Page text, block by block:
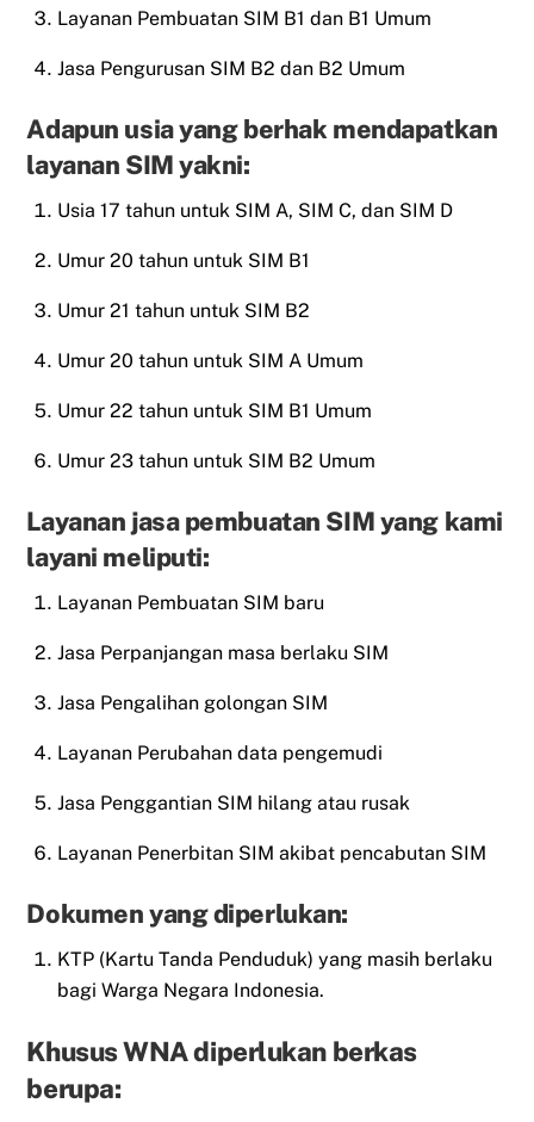
Layanan Pembuatan SIM B1 dan B1 Umum
Jasa Pengurusan SIM B2 dan B2 Umum
Adapun usia yang berhak mendapatkan
layanan SIM yakni:
Usia 17 tahun untuk SIM A, SIM C, dan SIM D
Umur 20 tahun untuk SIM B1
Umur 21 tahun untuk SIM B2
Umur 20 tahun untuk SIM A Umum
Umur 22 tahun untuk SIM B1 Umum
Umur 23 tahun untuk SIM B2 Umum
Layanan jasa pembuatan SIM yang kami
layani meliputi:
Layanan Pembuatan SIM baru
Jasa Perpanjangan masa berlaku SIM
Jasa Pengalihan golongan SIM
Layanan Perubahan data pengemudi
Jasa Penggantian SIM hilang atau rusak
Layanan Penerbitan SIM akibat pencabutan SIM
Dokumen yang diperlukan:
KTP (Kartu Tanda Penduduk) yang masih berlaku
bagi Warga Negara Indonesia.
Khusus WNA diperlukan berkas
berupa: